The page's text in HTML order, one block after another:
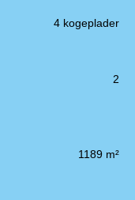
4 kogeplader
2
1189 m²